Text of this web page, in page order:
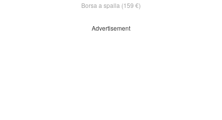
Borsa a spalla (159 €)
Advertisement